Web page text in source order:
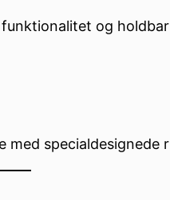
og
specialdesignede